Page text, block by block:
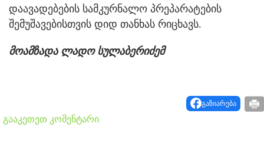
დაავადებების სამკურნალო პრეპარატების
შემუშავებისთვის დიდ თანხას რიცხავს.
მოამზადა ლადო სულაბერიძემ
გაზიარება
გააკეთეთ კომენტარი